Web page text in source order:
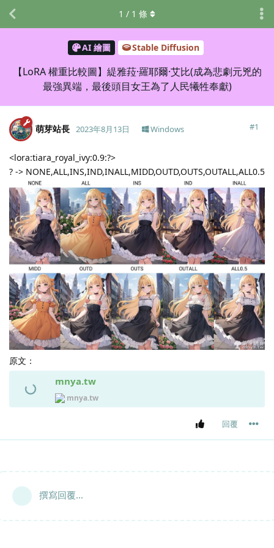
AI 繪圖 Stable Diffusion
【LoRA 權重比較圖】緹雅菈·羅耶爾·艾比(成為悲劇元兇的
最強異端，最後頭目女王為了人民犧牲奉獻)
1 / 1 條
萌芽站長 2023年8月13日 #1
Windows
<lora:tiara_royal_ivy:0.9:?>
? -> NONE,ALL,INS,IND,INALL,MIDD,OUTD,OUTS,OUTALL,ALL0.5
原文：
mnya.tw
mnya.tw
回覆
撰寫回覆...